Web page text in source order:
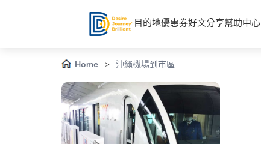
目的地優惠券好文分享幫助中心
Home > 沖繩機場到市區